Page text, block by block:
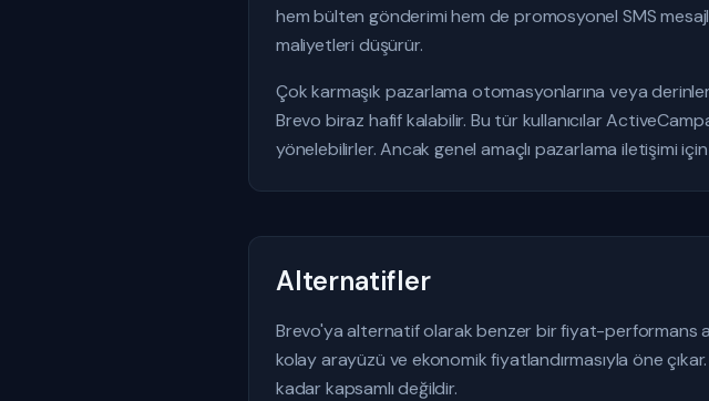
hem bülten gönderimi hem de promosyonel SMS
maliyetleri düşürür.
Çok karmaşık pazarlama otomasyonlarına veya
Brevo biraz hafif kalabilir. Bu tür kullanıcılar
yönelebilirler. Ancak genel amaçlı pazarlama iletişimi
Alternatifler
Brevo'ya alternatif olarak benzer bir fiyat-performans
kolay arayüzü ve ekonomik fiyatlandırmasıyla öne
kadar kapsamlı değildir.